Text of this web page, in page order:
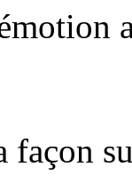
façon